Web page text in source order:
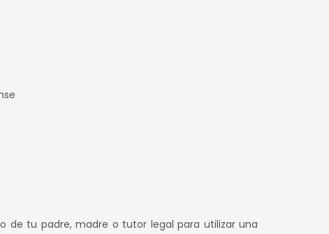
de tu padre, madre o tutor legal para utilizar una